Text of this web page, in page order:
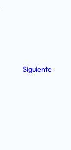
Siguiente